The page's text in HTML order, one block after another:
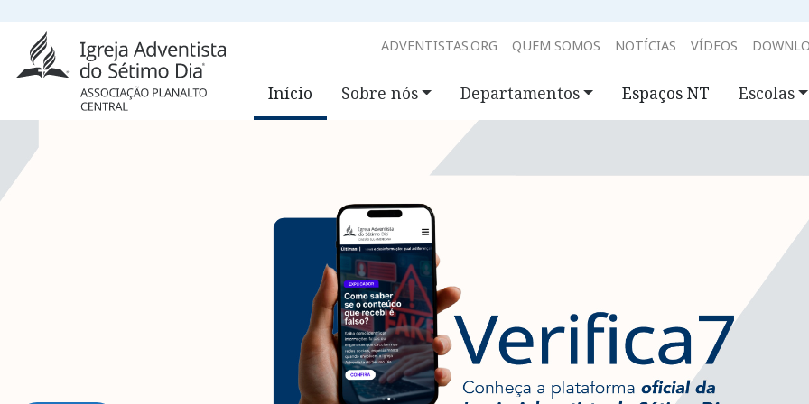
ADVENTISTAS.ORG QUEM SOMOS NOTÍCIAS VÍDEOS
Início Sobre nós Departamentos Espaços NT Escolas